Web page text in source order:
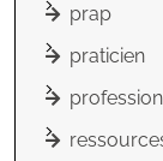
prap
praticien